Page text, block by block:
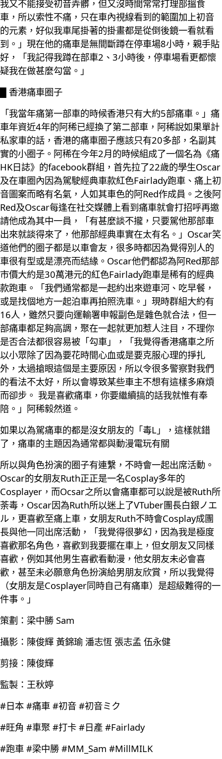
我又不能接受初音弄髒，但又沒時間常常打理部搵食
車，所以索性不痛，只在車內視線看到的範圍加上初音
的元素，好似我車尾掛著的掛畫都是從倒後鏡一看就看
到。」現在他的痛車是無間斷蹲在停車場8小時，親手貼
好，「我記得我蹲在部車2、3小時後，停車場看更都懷
疑我在做甚麼勾當。」
█ 香港痛車圈子
「我當年痛第一部車的時候香港只有大約5部痛車。」痛
車年資近4年的阿稀已經換了第二部車，阿稀說如果單計
私家車的話，香港的痛車圈子應該只有20多部，名副其
實的小圈子。阿稀在今年2月的時候組成了一個名為《痛
HK日誌》的facebook群組，首先拉了22歲的學生Oscar
及在車圈內因為駕駛經典車款紅色Fairlady跑車、痛上初
音圖案而略有名氣，人如其車色的阿Red作成員。之後阿
Red及Oscar每逢在社交媒體上看到痛車就會打招呼再邀
請他成為其中一員，「有甚麼談不攏，只要駕他那部車
出來就談得來了，他那部經典車實在太有名。」Oscar笑
道他們的圈子都是以車會友，很多時都因為覺得別人的
車很有型或是漂亮而結緣。Oscar他們都認為阿Red那部
市價大約是30萬港元的紅色Fairlady跑車是稀有的經典
款跑車。「我們通常都是一起約出來遊車河、吃早餐，
或是找個地方一起泊車再拍照洗車。」現時群組大約有
16人，雖然只要向運輸署申報副色是雜色就合法，但一
部痛車都足夠高調，聚在一起就更加惹人注目，不理你
是否合法都很容易被「勾車」，「我覺得香港痛車之所
以小眾除了因為要花時間心血或是要克服心理的掙扎
外，太過搶眼這個是主要原因，所以令很多警察對我們
的看法不太好，所以會導致某些車主不想有這樣多麻煩
而卻步。 我是喜歡痛車，你要繼續搞的話我就惟有奉
陪。」阿稀毅然道。
如果以為駕痛車的都是沒女朋友的「毒L」，這樣就錯
了，痛車的主題因為通常都與動漫電玩有關
所以與角色扮演的圈子有連繫，不時會一起出席活動。
Oscar的女朋友Ruth正正是一名Cosplay多年的
Cosplayer，而Ocsar之所以會痛車都可以說是被Ruth所
荼毒，Oscar因為Ruth所以迷上了VTuber團長白銀ノエ
ル，更喜歡至痛上車，女朋友Ruth不時會Cosplay成團
長與他一同出席活動，「我覺得很夢幻，因為我是極度
喜歡那名角色，喜歡到我要擺在車上，但女朋友又同樣
喜歡，例如其他男生喜歡看動漫，他女朋友未必會喜
歡，甚至未必願意角色扮演給男朋友欣賞，所以我覺得
（女朋友是Cosplayer同時自己有痛車）是超級難得的一
件事。」
策劃：梁中勝 Sam
攝影：陳俊輝 黃錦瑜 潘志恆 張志孟 伍永健
剪接：陳俊輝
監製：王秋婷
#日本 #痛車 #初音 #初音ミク
#旺角 #車聚 #打卡 #日產 #Fairlady
#跑車 #梁中勝 #MM_Sam #MillMILK